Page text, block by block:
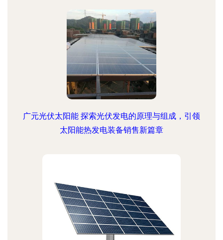
广元光伏太阳能 探索光伏发电的原理与组成，引领
太阳能热发电装备销售新篇章